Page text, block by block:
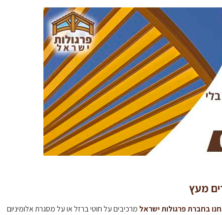
מעץ
בחברת פרגולות ישראל מרכיבים על חוטי ברזל או על מסגרת אלומיניום